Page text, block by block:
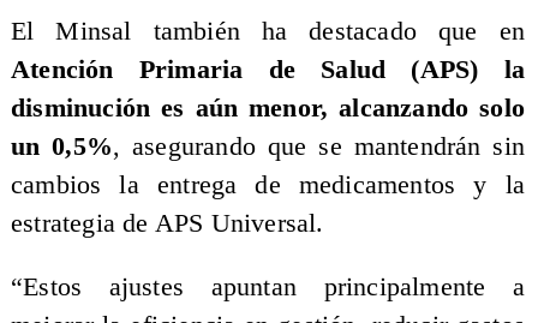
El Minsal también ha destacado que en
Atención Primaria de Salud (APS) la
disminución es aún menor, alcanzando solo
un 0,5%, asegurando que se mantendrán sin
cambios la entrega de medicamentos y la
estrategia de APS Universal.
“Estos ajustes apuntan principalmente a